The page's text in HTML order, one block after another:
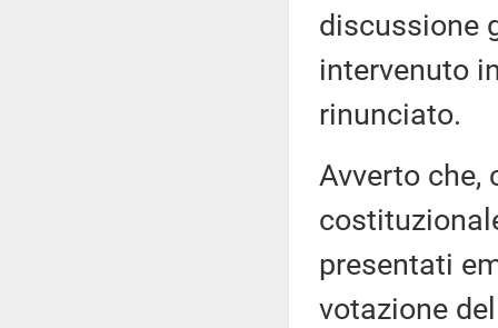
discussione
intervenuto
rinunciato.
Avverto che,
presentati
votazione